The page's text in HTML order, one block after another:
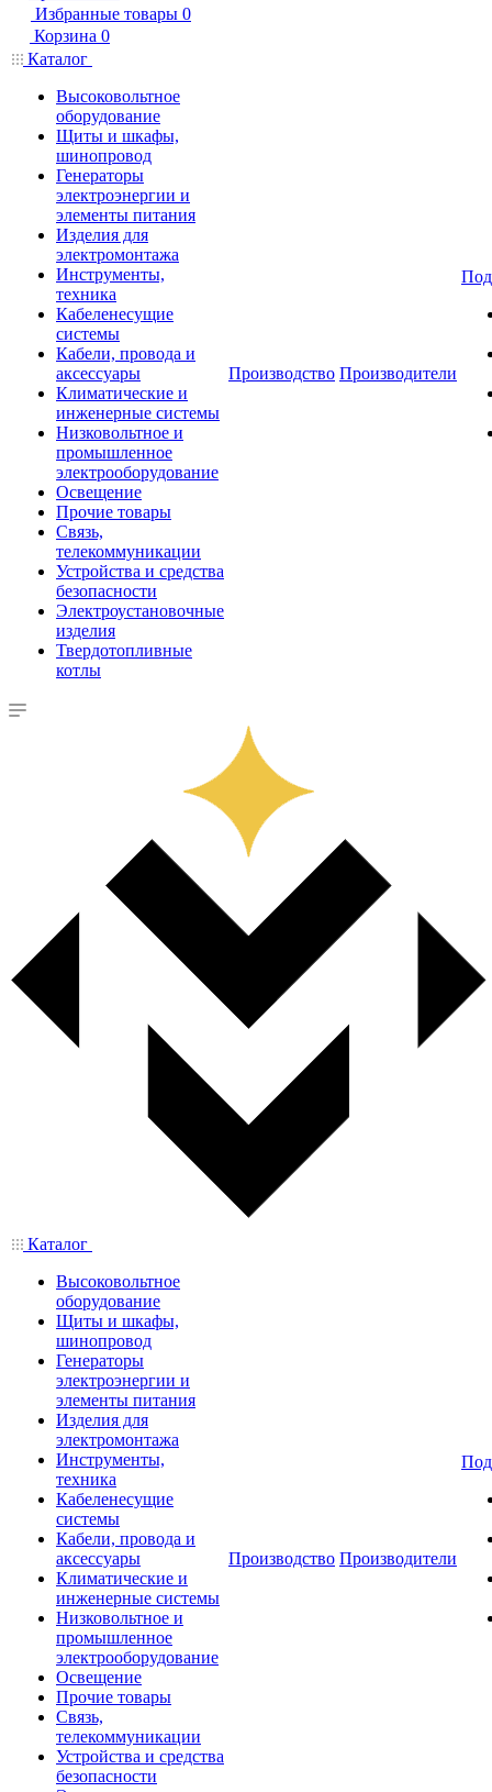
Избранные товары 0
Корзина 0
Каталог
Высоковольтное
оборудование
Щиты и шкафы,
шинопровод
Генераторы
электроэнергии и
элементы питания
Изделия для
электромонтажа
Инструменты,
техника
Кабеленесущие
системы
Кабели, провода и
аксессуары
Климатические и
инженерные системы
Низковольтное и
промышленное
электрооборудование
Освещение
Прочие товары
Связь,
телекоммуникации
Устройства и средства
безопасности
Электроустановочные
изделия
Твердотопливные
котлы
Производство Производители
Каталог
Высоковольтное
оборудование
Щиты и шкафы,
шинопровод
Генераторы
электроэнергии и
элементы питания
Изделия для
электромонтажа
Инструменты,
техника
Кабеленесущие
системы
Кабели, провода и
аксессуары
Климатические и
инженерные системы
Низковольтное и
промышленное
электрооборудование
Освещение
Прочие товары
Связь,
телекоммуникации
Устройства и средства
безопасности
Производство Производители